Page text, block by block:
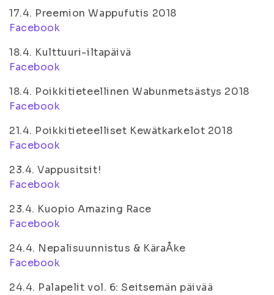
17.4. Preemion Wappufutis 2018
Facebook
18.4. Kulttuuri-iltapäivä
Facebook
18.4. Poikkitieteellinen Wabunmetsästys 2018
Facebook
21.4. Poikkitieteelliset Kewätkarkelot 2018
Facebook
23.4. Vappusitsit!
Facebook
23.4. Kuopio Amazing Race
Facebook
24.4. Nepalisuunnistus & KäraÅke
Facebook
24.4. Palapelit vol. 6: Seitsemän päivää